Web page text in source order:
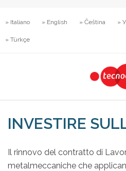
» Italiano » English » Čeština »
» Türkçe
INVESTIRE
Il rinnovo del contratto di
metalmeccaniche che